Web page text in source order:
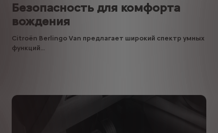
Безопасность для комфорта
вождения
Citroën Berlingo Van предлагает широкий спектр умных
функций...